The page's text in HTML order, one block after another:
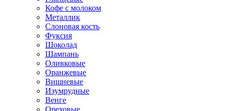
Кофе с молоком
Металлик
Слоновая кость
Фуксия
Шоколад
Шампань
Оливковые
Оранжевые
Вишневые
Изумрудные
Венге
Ореховые